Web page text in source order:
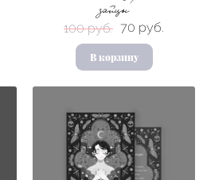
зайцы
100 руб. 70 руб.
В корзину